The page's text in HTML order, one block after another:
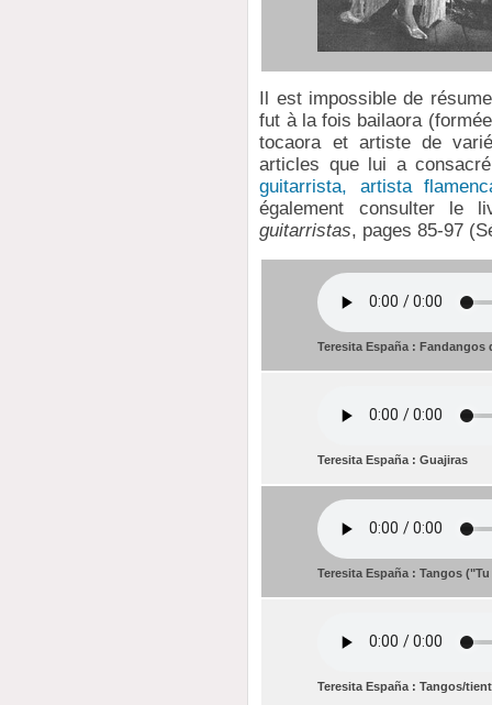
Il est impossible de
fut à la fois bailaora
tocaora et artiste de
articles que lui a
guitarrista, artista
également consulter le
guitarristas, pages 85-97
Teresita España : Fandangos
Teresita España : Guajiras
Teresita España : Tangos
Teresita España : Tangos/